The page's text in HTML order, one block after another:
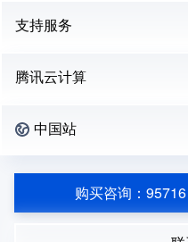
支持服务
腾讯云计算
中国站
购买咨询：